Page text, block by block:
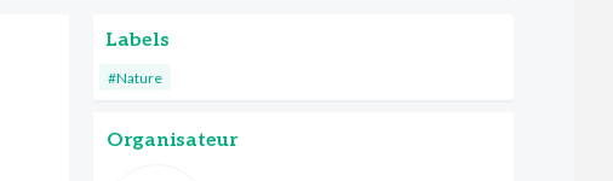
Labels
#Nature
Organisateur